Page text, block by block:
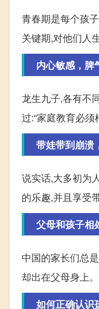
青春期是每个孩
关键期,对他们人
内心敏感，脾
龙生九子,各有不
过:“家庭教育必须
带娃带到崩溃
说实话,大多初为
的乐趣,并且享受
父母和孩子相
中国的家长们总
却出在父母身上
如何正确认识